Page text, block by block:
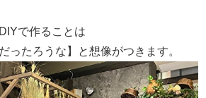
で作ることは
ったろうな】と想像がつきます。